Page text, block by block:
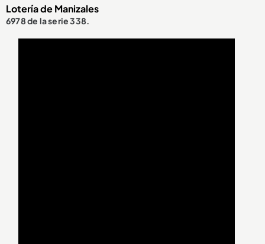
Lotería de Manizales
6978 de la serie 338.